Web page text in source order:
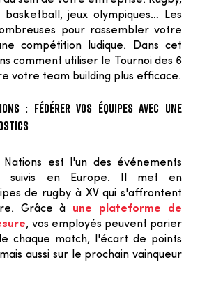
UN EXEMPLE
basketball, jeux olympiques… Les
pour rassembler votre
compétition ludique. Dans cet
comment utiliser le Tournoi des 6
votre team building plus efficace.
: fédérer vos équipes avec une
est l'un des événements
suivis en Europe. Il met en
de rugby à XV qui s'affrontent
Grâce à une plateforme de
, vos employés peuvent parier
chaque match, l'écart de points
aussi sur le prochain vainqueur